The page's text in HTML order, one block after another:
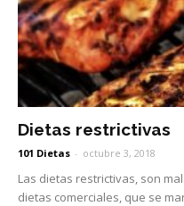
Dietas restrictivas
101 Dietas - octubre 3, 2018
Las dietas restrictivas, son
dietas comerciales, que se